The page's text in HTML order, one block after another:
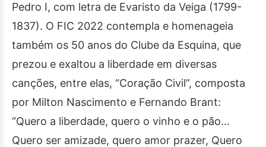
Pedro I, com letra de Evaristo da Veiga (1799-
1837). O FIC 2022 contempla e homenageia
também os 50 anos do Clube da Esquina, que
prezou e exaltou a liberdade em diversas
canções, entre elas, “Coração Civil”, composta
por Milton Nascimento e Fernando Brant:
“Quero a liberdade, quero o vinho e o pão…
Quero ser amizade, quero amor prazer, Quero